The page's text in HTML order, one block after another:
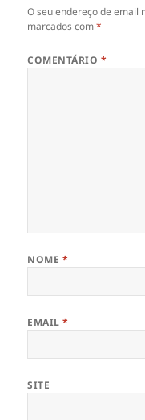
O seu endereço de email
marcados com*
COMENTÁRIO *
NOME *
EMAIL*
SITE